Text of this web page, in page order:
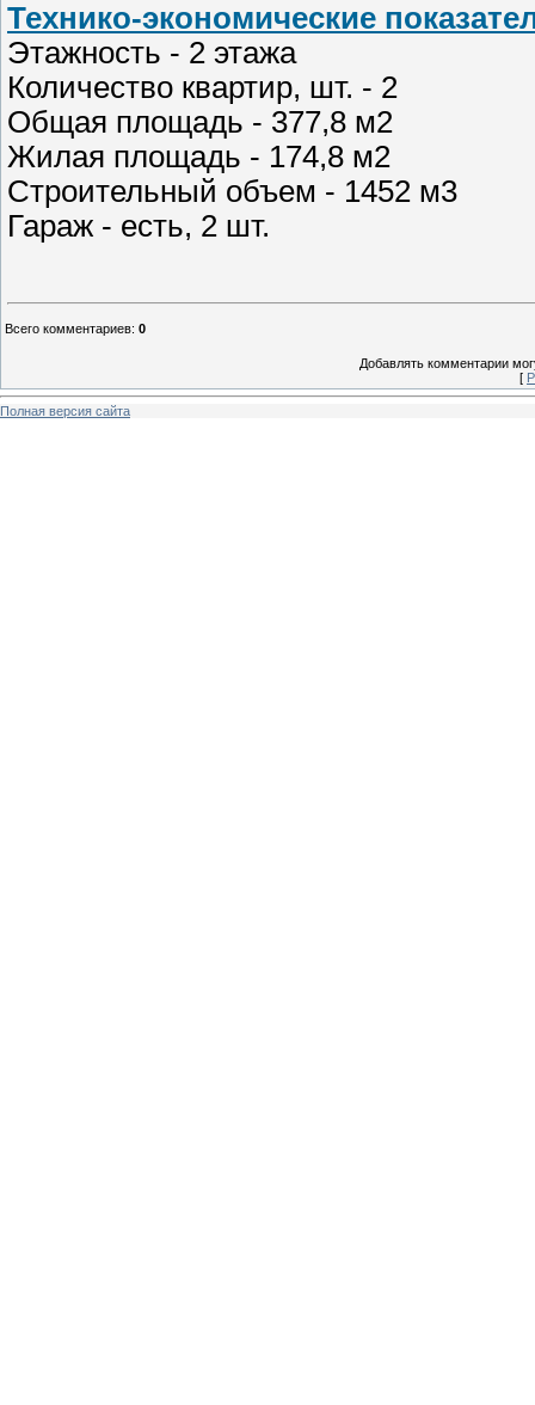
Технико-экономические
Этажность - 2 этажа
Количество квартир, шт. - 2
Общая площадь - 377,8 м2
Жилая площадь - 174,8 м2
Строительный объем - 1452 м3
Гараж - есть, 2 шт.
Всего комментариев: 0
Добавлять комментарии
[
Полная версия сайта